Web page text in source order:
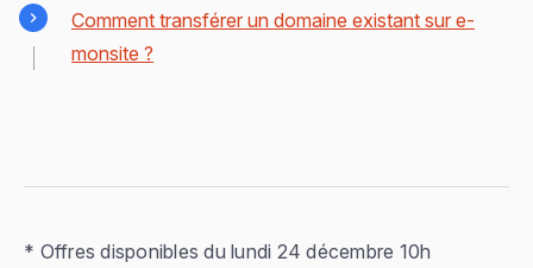
Comment transférer un domaine existant sur e-
monsite ?
* Offres disponibles du lundi 24 décembre 10h